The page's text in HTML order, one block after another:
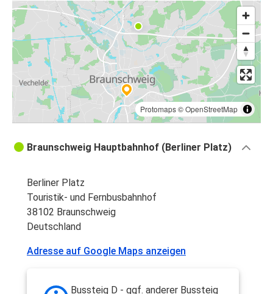
Protomaps©OpenStreetMap
Braunschweig Hauptbahnhof (Berliner Platz)
Berliner Platz
Touristik- und Fernbusbahnhof
38102 Braunschweig
Deutschland
Adresse auf Google Maps anzeigen
Bussteig D - ggf. anderer Bussteig